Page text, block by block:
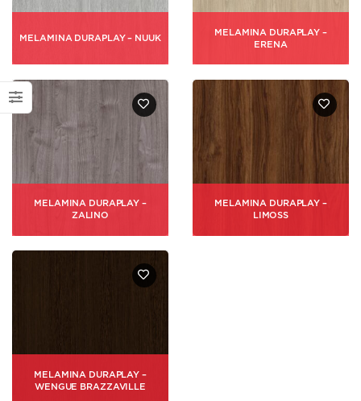
MELAMINA DURAPLAY – NUUK
MELAMINA DURAPLAY –
ERENA
MELAMINA DURAPLAY –
ZALINO
MELAMINA DURAPLAY –
LIMOSS
MELAMINA DURAPLAY –
WENGUE BRAZZAVILLE